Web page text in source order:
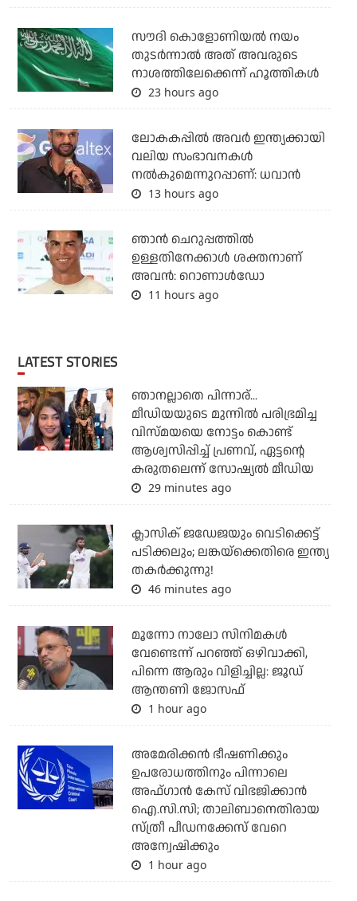
സൗദി കൊളോണിയല്‍ നയം
തുടര്‍ന്നാല്‍ അത് അവരുടെ
നാശത്തിലേക്കെന്ന് ഹൂത്തികള്‍
23 hours ago
ലോകകപ്പിൽ അവര്‍ ഇന്ത്യക്കായി
വലിയ സംഭാവനകള്‍
നല്‍കുമെന്നുറപ്പാണ്: ധവാന്‍
13 hours ago
ഞാന്‍ ചെറുപ്പത്തില്‍
ഉള്ളതിനേക്കാള്‍ ശക്തനാണ്
അവന്‍: റൊണാള്‍ഡോ
11 hours ago
LATEST STORIES
ഞാനല്ലാതെ പിന്നാര്...
മീഡിയയുടെ മുന്നില്‍ പരിഭ്രമിച്ച
വിസ്മയയെ നോട്ടം കൊണ്ട്
ആശ്വസിപ്പിച്ച് പ്രണവ്, ഏട്ടന്റെ
കരുതലെന്ന് സോഷ്യല്‍ മീഡിയ
29 minutes ago
ക്ലാസിക് ജഡേജയും വെടിക്കെട്ട്
പടിക്കലും; ലങ്കയ്‌ക്കെതിരെ ഇന്ത്യ
തകര്‍ക്കുന്നു!
46 minutes ago
മൂന്നോ നാലോ സിനിമകൾ
വേണ്ടെന്ന് പറഞ്ഞ് ഒഴിവാക്കി,
പിന്നെ ആരും വിളിച്ചില്ല: ജൂഡ്
ആന്തണി ജോസഫ്
1 hour ago
അമേരിക്കന്‍ ഭീഷണിക്കും
ഉപരോധത്തിനും പിന്നാലെ
അഫ്ഗാന്‍ കേസ് വിഭജിക്കാന്‍
ഐ.സി.സി; താലിബാനെതിരായ
സ്ത്രീ പീഡനക്കേസ് വേറെ
അന്വേഷിക്കും
1 hour ago